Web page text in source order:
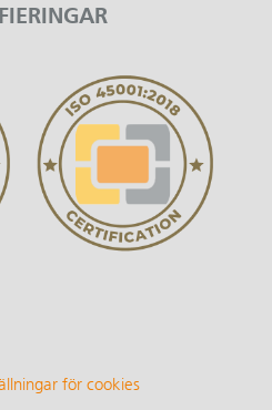
för cookies